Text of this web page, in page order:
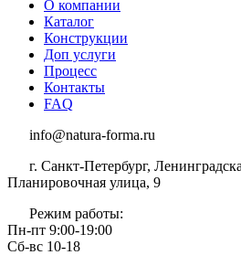
О компании
Каталог
Конструкции
Доп услуги
Процесс
Контакты
FAQ
info@natura-forma.ru
г. Санкт-Петербург,
Планировочная улица, 9
Режим работы:
Пн-пт 9:00-19:00
Сб-вс 10-18